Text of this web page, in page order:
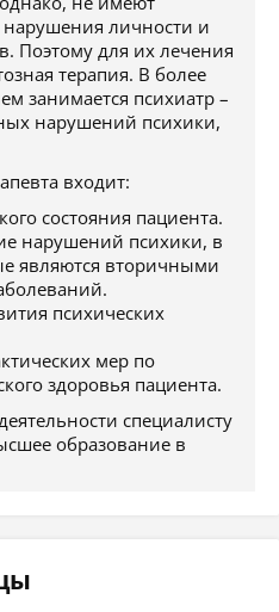
личности и
Поэтому для их лечения
терапия. В более
занимается психиатр –
нарушений психики,
входит:
состояния пациента.
нарушений психики, в
являются вторичными
психических
мер по
здоровья пациента.
специалисту
образование в